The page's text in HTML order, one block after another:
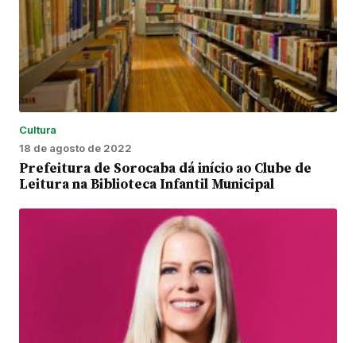
Cultura
18 de agosto de 2022
Prefeitura de Sorocaba dá início ao Clube de
Leitura na Biblioteca Infantil Municipal